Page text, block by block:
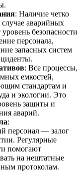
: Наличие четко
аварийных
персонала,
запасных систем
: Все процессы,
емкостей,
стандартам и
и экологии. Это
защиты и
аварий.
:
персонал — залог
Регулярные
помогают
на нештатные
протоколам.